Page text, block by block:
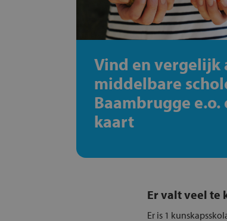
Vind en vergelijk
middelbare
Baambrugge e.o.
kaart
Er valt veel te
Er is 1